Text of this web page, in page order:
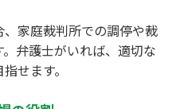
家庭裁判所での調停や裁
弁護士がいれば、適切な
せます。